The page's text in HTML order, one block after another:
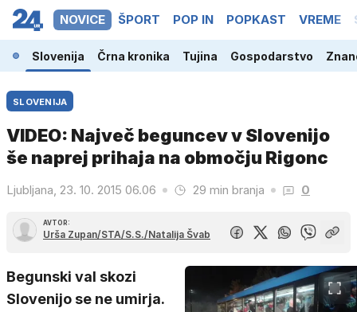
NOVICE ŠPORT POP IN POPKAST VREME
Slovenija Črna kronika Tujina Gospodarstvo
SLOVENIJA
VIDEO: Največ beguncev v Slovenijo
še naprej prihaja na območju Rigonc
Ljubljana, 23. 10. 2015 06.06 29 min branja 0
AVTOR:
Urša Zupan/STA/S.S./Natalija Švab
Begunski val skozi
Slovenijo se ne umirja.